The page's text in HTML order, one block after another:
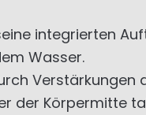
integrierten
Wasser.
Verstärkungen
der Körpermitte